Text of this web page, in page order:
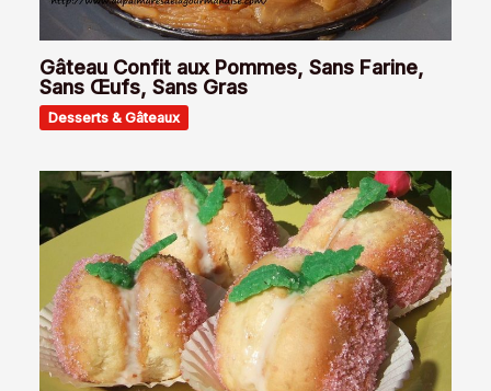
Gâteau Confit aux Pommes, Sans Farine,
Sans Œufs, Sans Gras
Desserts & Gâteaux